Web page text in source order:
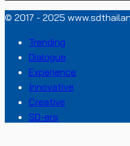
© 2017 - 2025
Trending
Dialogue
Experience
Innovative
Creative
SD-ers